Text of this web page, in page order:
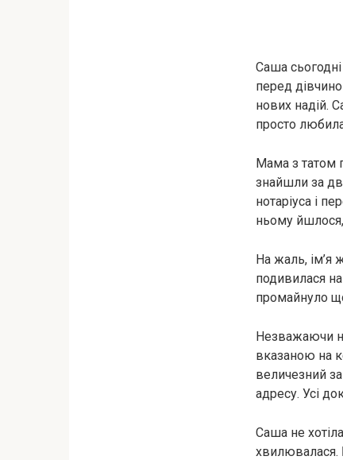
Саша
перед
нових надій.
просто
Мама з татом
знайшли за
нотаріуса і
ньому
На жаль, ім’я
подивилася
промайнуло
Незважаючи
вказаною на
величезний
адресу. Усі
Саша не
хвилювалася.